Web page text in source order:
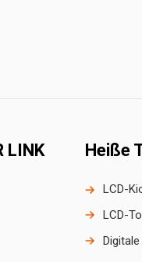
LINK Heiße
LCD-
LCD-